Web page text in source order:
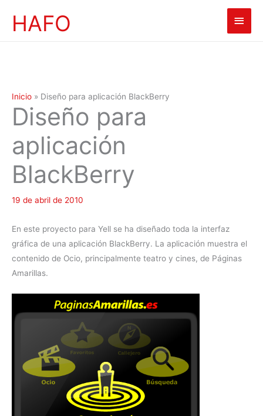
HAFO
Inicio » Diseño para aplicación BlackBerry
Diseño para
aplicación
BlackBerry
19 de abril de 2010
En este proyecto para Yell se ha diseñado toda la interfaz
gráfica de una aplicación BlackBerry. La aplicación muestra el
contenido de Ocio, principalmente teatro y cines, de Páginas
Amarillas.